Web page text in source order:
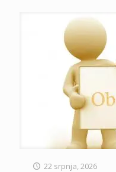
22 srpnja, 2026